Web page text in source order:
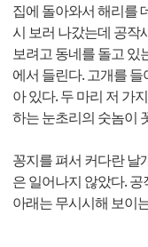
집에 돌아와서 해리를
시 보러 나갔는데 공작
보려고 동네를 돌고 있
에서 들린다. 고개를
아 있다. 두 마리 저 가
하는 눈초리의 숫놈이
꽁지를 펴서 커다란 날
은 일어나지 않았다.
아래는 무시시해 보이